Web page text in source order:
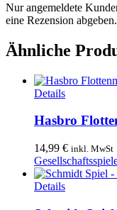
Nur angemeldete
eine Rezension abgeben.
Ähnliche
Details
Hasbro
14,99 € inkl. MwSt
Details